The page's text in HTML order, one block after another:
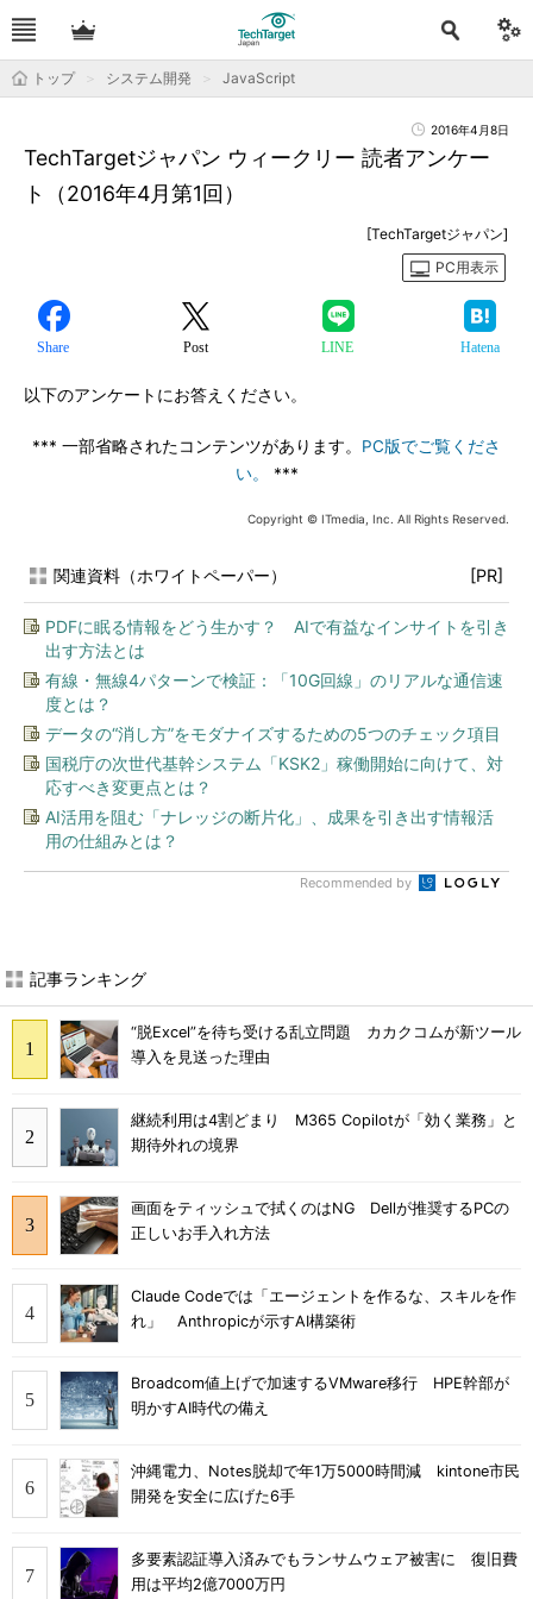
トップ システム開発 JavaScript
2016年4月8日
TechTargetジャパン ウィークリー 読者アンケー
ト（2016年4月第1回）
[TechTargetジャパン]
PC用表示
Share Post LINE Hatena
以下のアンケートにお答えください。
*** 一部省略されたコンテンツがあります。 PC版でご覧くださ
い。
***
Copyright © ITmedia, Inc. All Rights Reserved.
関連資料（ホワイトペーパー） [PR]
PDFに眠る情報をどう生かす？ AIで有益なインサイトを引き
出す方法とは
有線・無線4パターンで検証：「10G回線」のリアルな通信速
度とは？
データの“消し方”をモダナイズするための5つのチェック項目
国税庁の次世代基幹システム「KSK2」稼働開始に向けて、対
応すべき変更点とは？
AI活用を阻む「ナレッジの断片化」、成果を引き出す情報活
用の仕組みとは？
Recommended by
記事ランキング
“脱Excel”を待ち受ける乱立問題 カカクコムが新ツール
導入を見送った理由
継続利用は4割どまり M365 Copilotが「効く業務」と
期待外れの境界
画面をティッシュで拭くのはNG Dellが推奨するPCの
正しいお手入れ方法
Claude Codeでは「エージェントを作るな、スキルを作
れ」 Anthropicが示すAI構築術
Broadcom値上げで加速するVMware移行 HPE幹部が
明かすAI時代の備え
沖縄電力、Notes脱却で年1万5000時間減 kintone市民
開発を安全に広げた6手
多要素認証導入済みでもランサムウェア被害に 復旧費
用は平均2億7000万円